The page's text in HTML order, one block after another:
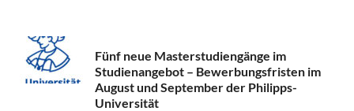
Fünf neue Masterstudiengänge im
Studienangebot – Bewerbungsfristen im
August und September der Philipps-
Universität